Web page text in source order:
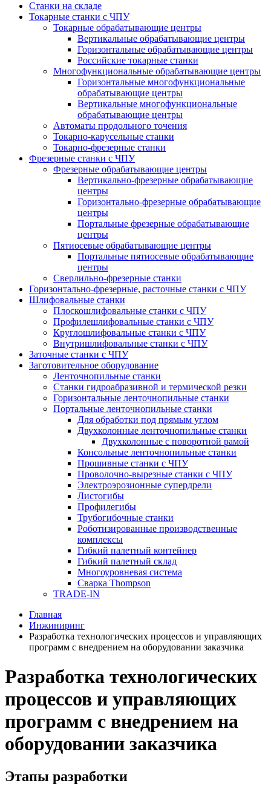
Станки на складе
Токарные станки с ЧПУ
Токарные обрабатывающие центры
Вертикальные обрабатывающие центры
Горизонтальные обрабатывающие центры
Российские токарные станки
Многофункциональные обрабатывающие центры
Горизонтальные многофункциональные
обрабатывающие центры
Вертикальные многофункциональные
обрабатывающие центры
Автоматы продольного точения
Токарно-карусельные станки
Токарно-фрезерные станки
Фрезерные станки с ЧПУ
Фрезерные обрабатывающие центры
Вертикально-фрезерные обрабатывающие
центры
Горизонтально-фрезерные обрабатывающие
центры
Портальные фрезерные обрабатывающие
центры
Пятиосевые обрабатывающие центры
Портальные пятиосевые обрабатывающие
центры
Сверлильно-фрезерные станки
Горизонтально-фрезерные, расточные станки с ЧПУ
Шлифовальные станки
Плоскошлифовальные станки с ЧПУ
Профилешлифовальные станки с ЧПУ
Круглошлифовальные станки с ЧПУ
Внутришлифовальные станки с ЧПУ
Заточные станки с ЧПУ
Заготовительное оборудование
Ленточнопильные станки
Станки гидроабразивной и термической резки
Горизонтальные ленточнопильные станки
Портальные ленточнопильные станки
Для обработки под прямым углом
Двухколонные ленточнопильные станки
Двухколонные с поворотной рамой
Консольные ленточнопильные станки
Прошивные станки с ЧПУ
Проволочно-вырезные станки с ЧПУ
Электроэрозионные супердрели
Листогибы
Профилегибы
Трубогибочные станки
Роботизированные производственные
комплексы
Гибкий палетный контейнер
Гибкий палетный склад
Многоуровневая система
Сварка Thompson
TRADE-IN
Главная
Инжиниринг
Разработка технологических процессов и управляющих
программ с внедрением на оборудовании заказчика
Разработка технологических
процессов и управляющих
программ с внедрением на
оборудовании заказчика
Этапы разработки